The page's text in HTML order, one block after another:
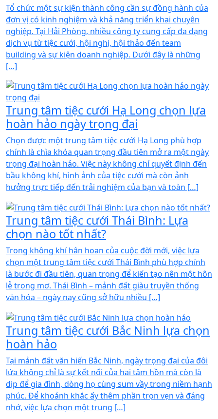
Tổ chức một sự kiện thành công cần sự đồng hành của
đơn vị có kinh nghiệm và khả năng triển khai chuyên
nghiệp. Tại Hải Phòng, nhiều công ty cung cấp đa dạng
dịch vụ từ tiệc cưới, hội nghị, hội thảo đến team
building và sự kiện doanh nghiệp. Dưới đây là những
[…]
Trung tâm tiệc cưới Hạ Long chọn lựa
hoàn hảo ngày trọng đại
Chọn được một trung tâm tiệc cưới Hạ Long phù hợp
chính là chìa khóa quan trọng đầu tiên mở ra một ngày
trọng đại hoàn hảo. Việc này không chỉ quyết định đến
bầu không khí, hình ảnh của tiệc cưới mà còn ảnh
hưởng trực tiếp đến trải nghiệm của bạn và toàn […]
Trung tâm tiệc cưới Thái Bình: Lựa
chọn nào tốt nhất?
Trong không khí hân hoan của cuộc đời mới, việc lựa
chọn một trung tâm tiệc cưới Thái Bình phù hợp chính
là bước đi đầu tiên, quan trọng để kiến tạo nên một hôn
lễ trong mơ. Thái Bình – mảnh đất giàu truyền thống
văn hóa – ngày nay cũng sở hữu nhiều […]
Trung tâm tiệc cưới Bắc Ninh lựa chọn
hoàn hảo
Tại mảnh đất văn hiến Bắc Ninh, ngày trọng đại của đôi
lứa không chỉ là sự kết nối của hai tâm hồn mà còn là
dịp để gia đình, dòng họ cùng sum vầy trong niềm hạnh
phúc. Để khoảnh khắc ấy thêm phần trọn vẹn và đáng
nhớ, việc lựa chọn một trung […]